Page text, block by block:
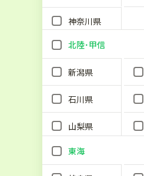
神奈川県
北陸･甲信
新潟県
石川県
山梨県
東海